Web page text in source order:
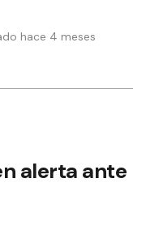
hace 4 meses
alerta ante